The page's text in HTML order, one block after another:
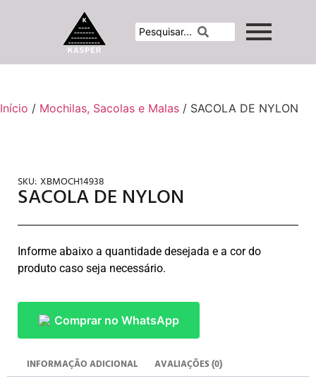
Início / Mochilas, Sacolas e Malas / SACOLA DE NYLON
SKU: XBMOCH14938
SACOLA DE NYLON
Informe abaixo a quantidade desejada e a cor do
produto caso seja necessário.
Comprar no WhatsApp
INFORMAÇÃO ADICIONAL AVALIAÇÕES (0)